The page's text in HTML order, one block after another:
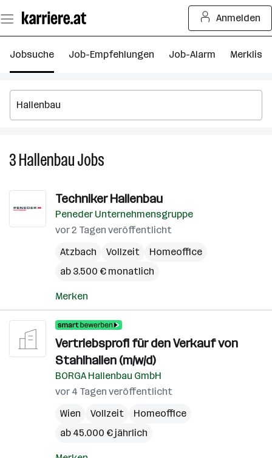
Seiteninhalt
springen
Anmelden
Jobsuche Job-Empfehlungen Job-Alarm Merkliste
3HallenbauJobs
Techniker Hallenbau
Peneder Unternehmensgruppe
vor 2 Tagen veröffentlicht
Atzbach
Vollzeit
Homeoffice
ab 3.500 € monatlich
Merken
Vertriebsprofi für den Verkauf von
Stahlhallen (m/w/d)
BORGA Hallenbau GmbH
vor 4 Tagen veröffentlicht
Wien
Vollzeit
Homeoffice
ab 45.000 € jährlich